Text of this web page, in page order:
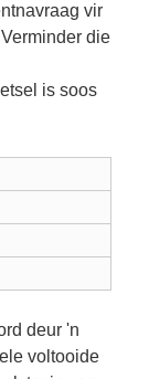
vir
die
is soos
deur 'n
voltooide